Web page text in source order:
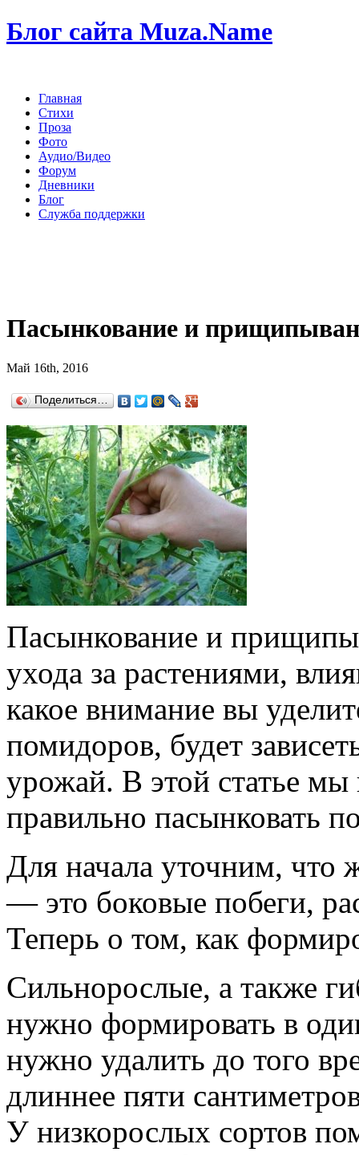
Блог сайта Muza.Name
Главная
Стихи
Проза
Фото
Аудио/Видео
Форум
Дневники
Блог
Служба поддержки
Пасынкование и
Май 16th, 2016
Поделиться…
Пасынкование и
ухода за растениями,
какое внимание вы
помидоров, будет
урожай. В этой статье
правильно пасынковать
Для начала уточним,
— это боковые побеги,
Теперь о том, как
Сильнорослые, а также
нужно формировать в
нужно удалить до того
длиннее пяти
У низкорослых сортов